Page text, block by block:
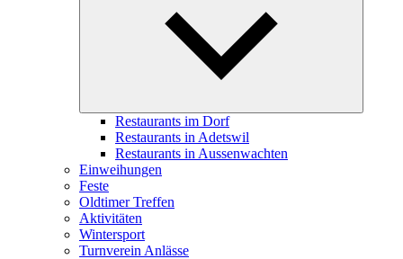
Restaurants im Dorf
Restaurants in Adetswil
Restaurants in Aussenwachten
Einweihungen
Feste
Oldtimer Treffen
Aktivitäten
Wintersport
Turnverein Anlässe